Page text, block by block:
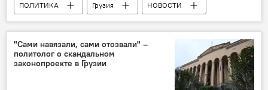
ПОЛИТИКА Грузия
НОВОСТИ
Закон об "иноагентах"
"Сами навязали, сами отозвали" –
политолог о скандальном
законопроекте в Грузии